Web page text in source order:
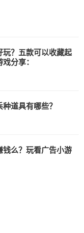
？五款可以收藏起
分享：
道具有哪些？
钱么？玩看广告小游